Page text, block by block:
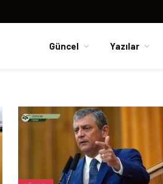
Güncel Yazılar